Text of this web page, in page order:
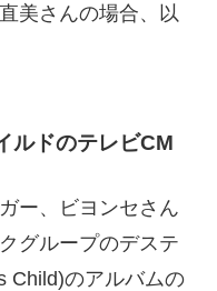
美さんの場合、以
ルドのテレビCM
ー、ビヨンセさん
グループのデステ
Child)のアルバムの